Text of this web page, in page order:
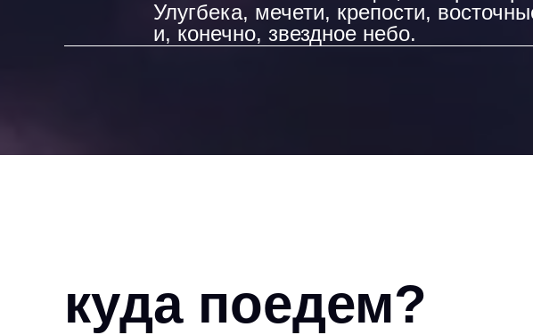
Улугбека, мечети, крепости,
и, конечно, звездное небо.
куда поедем?